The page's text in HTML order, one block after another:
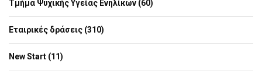
Τμήμα Ψυχικής Υγείας Ενηλίκων (60)
Εταιρικές δράσεις (310)
New Start (11)